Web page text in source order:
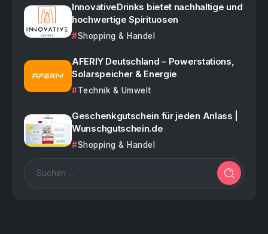
InnovativeDrinks bietet nachhaltige und
hochwertige Spirituosen
Shopping & Handel
AFERIY Deutschland – Powerstations,
Solarspeicher & Energie
Technik & Umwelt
Geschenkgutschein für jeden Anlass |
Wunschgutschein.de
Shopping & Handel